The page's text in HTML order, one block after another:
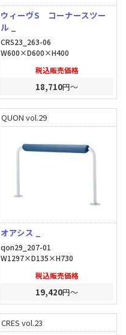
ウィーヴS コーナースツー
ル _
CRS23_263-06
W600×D600×H400
税込販売価格
18,710円～
QUON vol.29
オアシス _
qon29_207-01
W1297×D135×H730
税込販売価格
19,420円～
CRES vol.23